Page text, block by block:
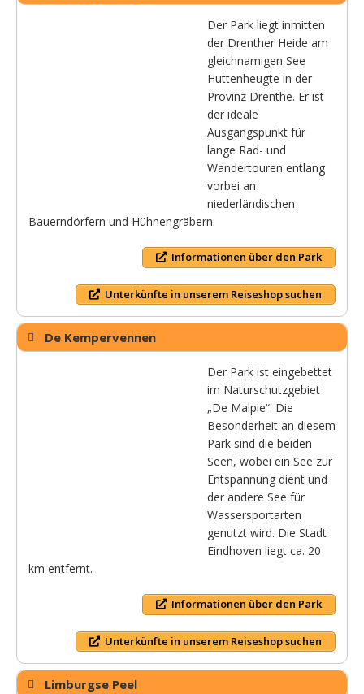
Der Park liegt inmitten
der Drenther Heide am
gleichnamigen See
Huttenheugte in der
Provinz Drenthe. Er ist
der ideale
Ausgangspunkt für
lange Rad- und
Wandertouren entlang
vorbei an
niederländischen
Bauerndörfern und Hühnengräbern.
Informationen über den Park
Unterkünfte in unserem Reiseshop suchen
De Kempervennen
Der Park ist eingebettet
im Naturschutzgebiet
„De Malpie“. Die
Besonderheit an diesem
Park sind die beiden
Seen, wobei ein See zur
Entspannung dient und
der andere See für
Wassersportarten
genutzt wird. Die Stadt
Eindhoven liegt ca. 20
km entfernt.
Informationen über den Park
Unterkünfte in unserem Reiseshop suchen
Limburgse Peel